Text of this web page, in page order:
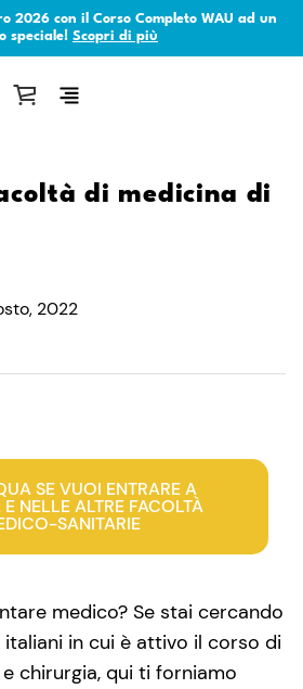
2026 con il Corso Completo WAU ad un
speciale! Scopri di più
di medicina di
2022
SE VUOI ENTRARE A
NELLE ALTRE FACOLTÀ
SANITARIE
medico? Se stai cercando
italiani in cui è attivo il corso di
chirurgia, qui ti forniamo